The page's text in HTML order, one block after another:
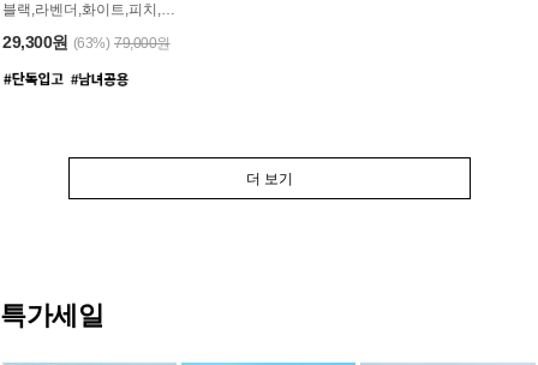
블랙,라벤더,화이트,피치,그레이,오트밀 6컬러
29,300원 (63%) 79,000원
더 보기
특가세일